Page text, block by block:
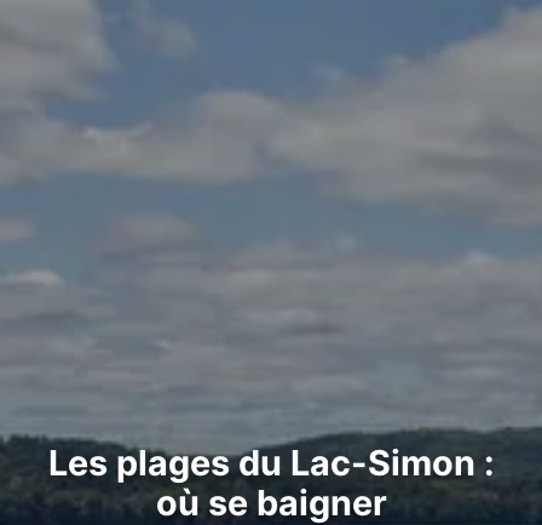
Les plages du Lac-Simon :
où se baigner